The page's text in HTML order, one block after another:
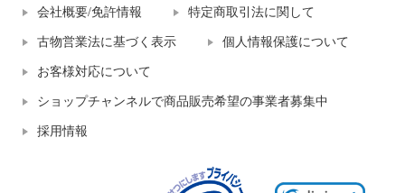
会社概要/免許情報 特定商取引法に関して
古物営業法に基づく表示 個人情報保護について
お客様対応について
ショップチャンネルで商品販売希望の事業者募集中
採用情報